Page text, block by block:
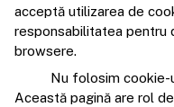
acceptă utilizarea de
responsabilitatea pentru
browsere.
Nu folosim cookie-
Această pagină are rol